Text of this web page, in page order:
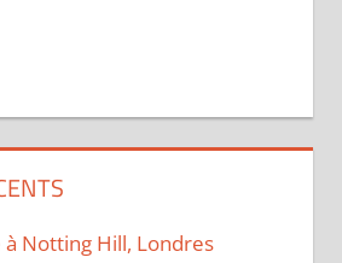
Notting Hill, Londres